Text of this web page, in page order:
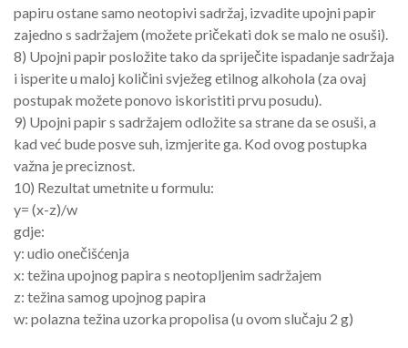
papiru ostane samo neotopivi sadržaj, izvadite upojni papir
zajedno s sadržajem (možete pričekati dok se malo ne osuši).
8) Upojni papir posložite tako da spriječite ispadanje sadržaja
i isperite u maloj količini svježeg etilnog alkohola (za ovaj
postupak možete ponovo iskoristiti prvu posudu).
9) Upojni papir s sadržajem odložite sa strane da se osuši, a
kad već bude posve suh, izmjerite ga. Kod ovog postupka
važna je preciznost.
10) Rezultat umetnite u formulu:
y= (x-z)/w
gdje:
y: udio onečišćenja
x: težina upojnog papira s neotopljenim sadržajem
z: težina samog upojnog papira
w: polazna težina uzorka propolisa (u ovom slučaju 2 g)